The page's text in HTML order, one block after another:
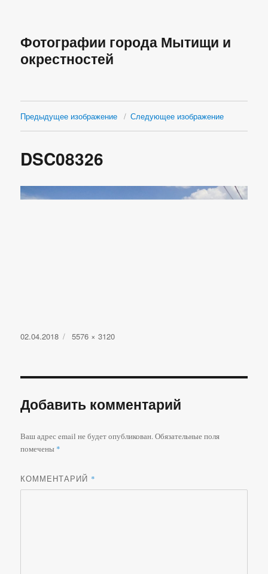
Фотографии города Мытищи и
окрестностей
Предыдущее изображение Следующее изображение
DSC08326
Опубликовано
02.04.2018
Полный
5576 × 3120
Добавить комментарий
Ваш адрес email не будет опубликован.Обязательные поля
помечены *
КОММЕНТАРИЙ *